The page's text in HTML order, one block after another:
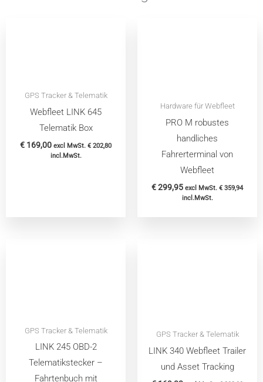
GPS Tracker & Telematik
Webfleet LINK 645
Telematik Box
€ 169,00 excl MwSt. € 202,80
incl.MwSt.
Hardware für Webfleet
PRO M robustes
handliches
Fahrerterminal von
Webfleet
€299,95 excl MwSt. € 359,94
incl.MwSt.
GPS Tracker & Telematik
LINK 245 OBD-2
Telematikstecker –
Fahrtenbuch mit
GPS Tracker & Telematik
LINK 340 Webfleet Trailer
und Asset Tracking